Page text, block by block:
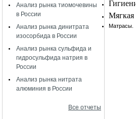
Анализ рынка тиомочевины
в России
Анализ рынка динитрата
изосорбида в России
Анализ рынка сульфида и
гидросульфида натрия в
России
Анализ рынка нитрата
алюминия в России
Все отчеты
Мягкая
Матрасы.